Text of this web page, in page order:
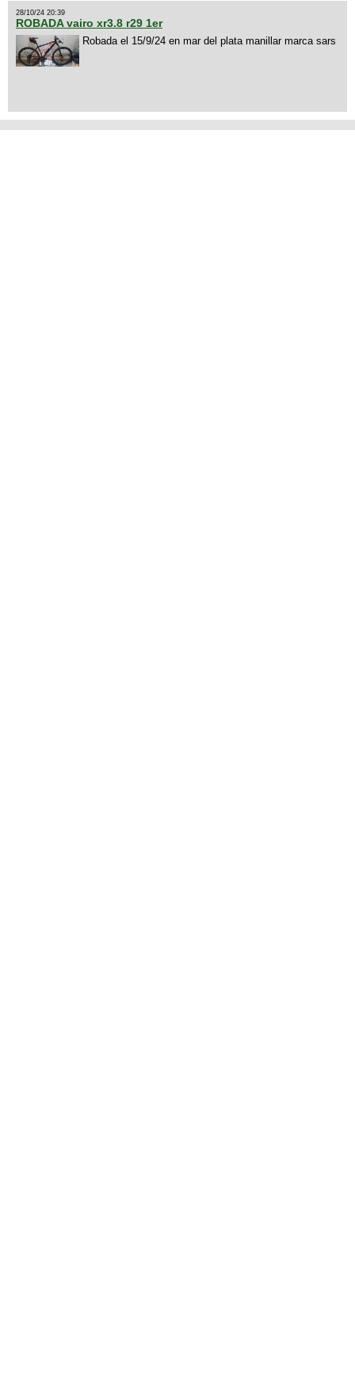
28/10/24 20:39
ROBADA vairo xr3.8 r29 1er
Robada el 15/9/24 en mar del plata manillar marca sars